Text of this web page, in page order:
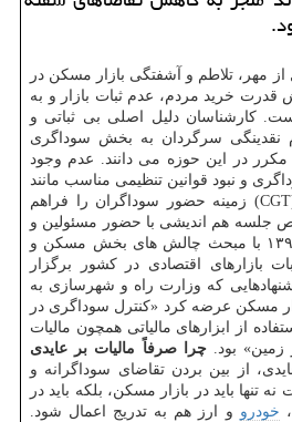
مهر، تلاطم و آشفتگی بازار مسكن در
قدرت خرید مردم، عدم ثبات بازار و به
كارشناسان دلیل اصلی بی ثباتی و
نقدینگی سرگردان به بخش سوداگری
در این حوزه می دانند. عدم وجود
و نبود قوانین تنظیمی مناسب مانند
مالیات بر عایدی سرمایه (CGT) زمینه حضور سوداگران را فراهم
جلسه هم اندیشی با حضور مسئولین و
صاحب نظران در ۱۴ تیر ۱۳۹۷ با مبحث چالش های بخش مسكن و
بازارهای اقتصادی در كشور برگزار
كه وزارت راه و شهرسازی به
مسكن عرضه كرد «كنترل سوداگری در
از ابزارهای مالیاتی همچون مالیات
زمین» بود.چرا صرفاً مالیات بر عایدی
از بین بردن تقاضای سوداگرانه و
تنها باید در بازار مسكن، بلكه باید در
خودرو و ارز هم به تدریج اعمال شود.